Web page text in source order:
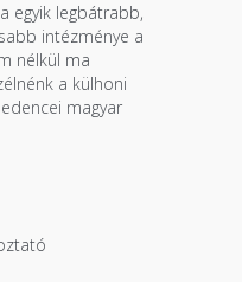
egyik legbátrabb,
intézménye a
nélkül ma
a külhoni
magyar